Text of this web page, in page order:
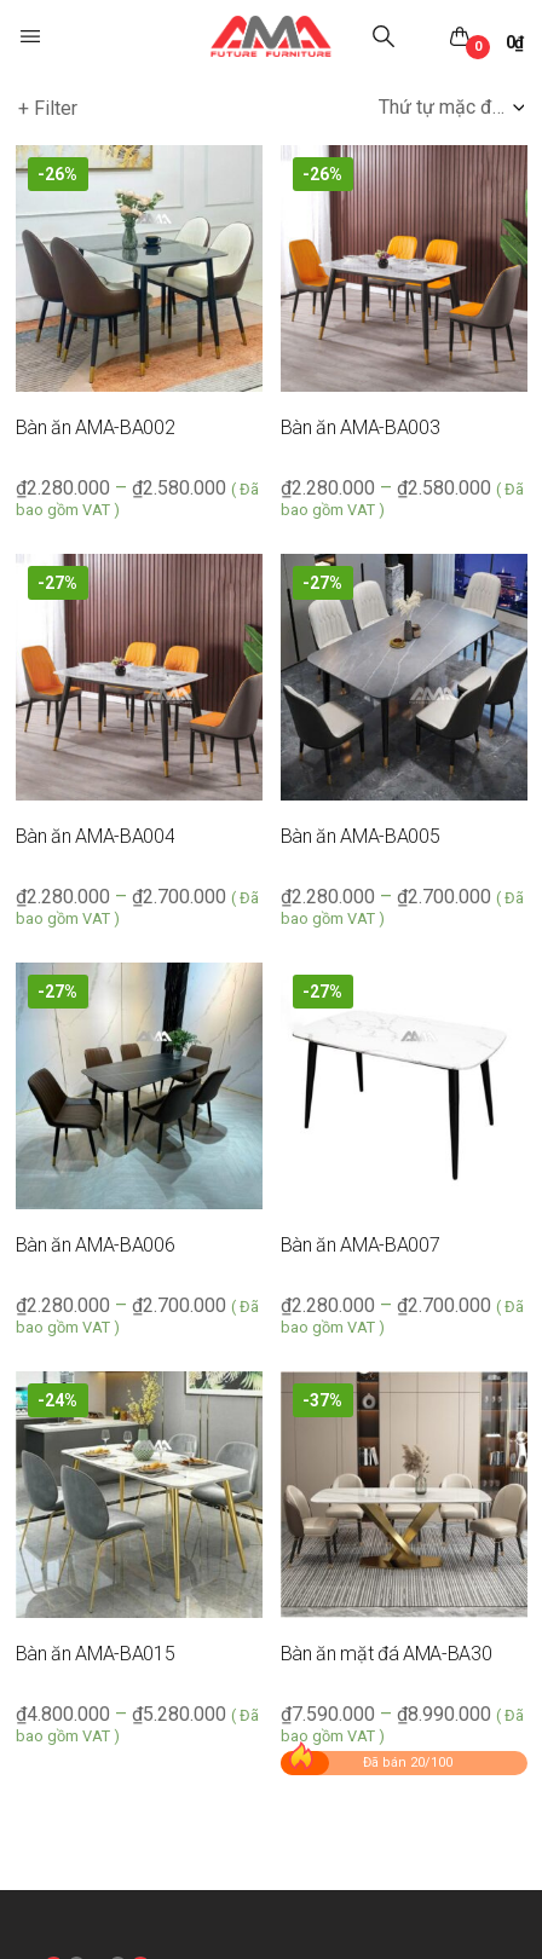
0₫
0
+ Filter Thứ tự mặc định
-26%
Bàn ăn AMA-BA002
2.280.000
₫ – 2.580.000
₫
( Đã
bao gồm VAT )
-26%
Bàn ăn AMA-BA003
2.280.000
₫ – 2.580.000
₫
( Đã
bao gồm VAT )
-27%
Bàn ăn AMA-BA004
2.280.000
₫ – 2.700.000
₫
( Đã
bao gồm VAT )
-27%
Bàn ăn AMA-BA005
2.280.000
₫ – 2.700.000
₫
( Đã
bao gồm VAT )
-27%
Bàn ăn AMA-BA006
2.280.000
₫ – 2.700.000
₫
( Đã
bao gồm VAT )
-27%
Bàn ăn AMA-BA007
2.280.000
₫ – 2.700.000
₫
( Đã
bao gồm VAT )
-24%
Bàn ăn AMA-BA015
4.800.000
₫ – 5.280.000
₫
( Đã
bao gồm VAT )
-37%
Bàn ăn mặt đá AMA-BA30
7.590.000
₫ – 8.990.000
₫
( Đã
bao gồm VAT )
Đã bán 20/100